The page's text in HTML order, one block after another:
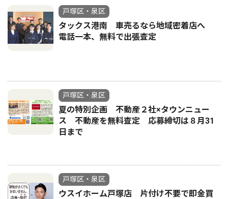
戸塚区・泉区
タックス港南 車売るなら地域密着店へ
電話一本、無料で出張査定
戸塚区・泉区
夏の特別企画 不動産２社×タウンニュー
ス 不動産を無料査定 応募締切は８月31
日まで
戸塚区・泉区
ウスイホーム戸塚店 片付け不要で即金買